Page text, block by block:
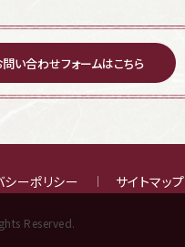
問い合わせフォームはこちら
シーポリシー サイトマップ
Reserved.